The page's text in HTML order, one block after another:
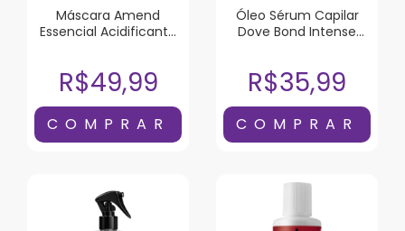
Máscara Amend
Essencial Acidificante
R$49,99
Óleo Sérum Capilar
Dove Bond Intense
R$35,99